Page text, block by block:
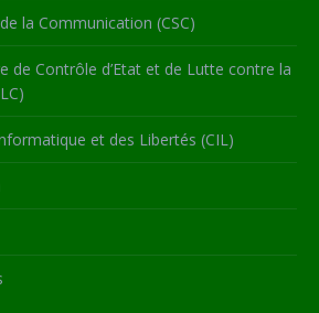
la Communication (CSC)
de Contrôle d’Etat et de Lutte contre la
et des Libertés (CIL)